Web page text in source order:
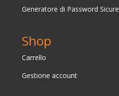
Generatore di Password Sicure
Shop
Carrello
Gestione account